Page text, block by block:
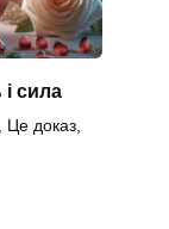
і сила
Це доказ,